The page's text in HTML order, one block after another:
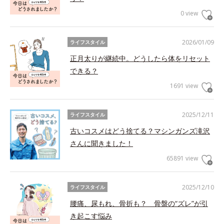
0 view
2026/01/09
ライフスタイル
正月太りが継続中。どうしたら体をリセット
できる？
1691 view
2025/12/11
ライフスタイル
古いコスメはどう捨てる？マシンガンズ滝沢
さんに聞きました！
65891 view
2025/12/10
ライフスタイル
腰痛、尿もれ、骨折も？ 骨盤の“ズレ”が引
き起こす悩み